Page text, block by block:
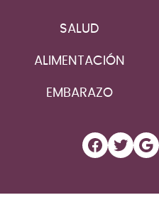
SALUD
ALIMENTACIÓN
EMBARAZO